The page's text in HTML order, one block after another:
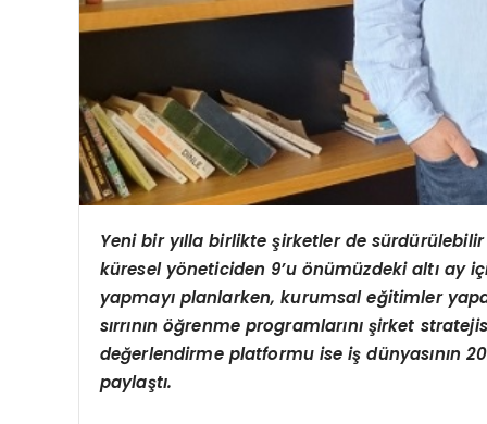
Yeni bir yılla birlikteşirketler de sürdürü
küresel yöneticiden 9’u önümüzdeki altı ay iç
yapmayı planlarken, kurumsal eğitimler
sırrının öğrenme programlarını şirket
değerlendirme platformu ise işdünyasının
paylaştı.